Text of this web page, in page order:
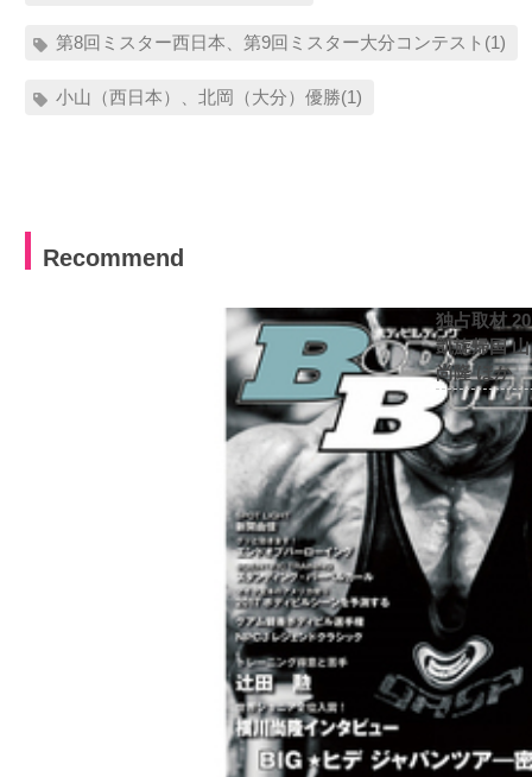
第8回ミスター西日本、第9回ミスター大分コンテスト(1)
小山（西日本）、北岡（大分）優勝(1)
Recommend
独占取材
凱旋帰国
尚隆 ほか